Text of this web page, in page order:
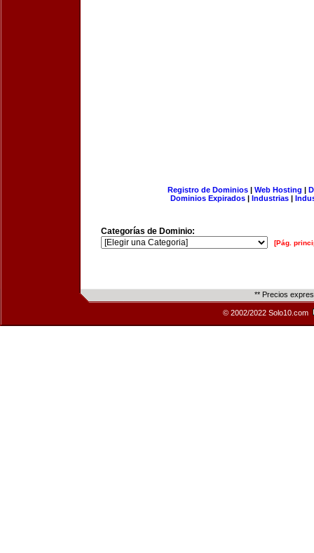
Registro de Dominios| Web Hosting |
Dominios Expirados | Industrias |
Categorías de Dominio:
[Pág.
** Precios
© 2002/2022 Solo10.com